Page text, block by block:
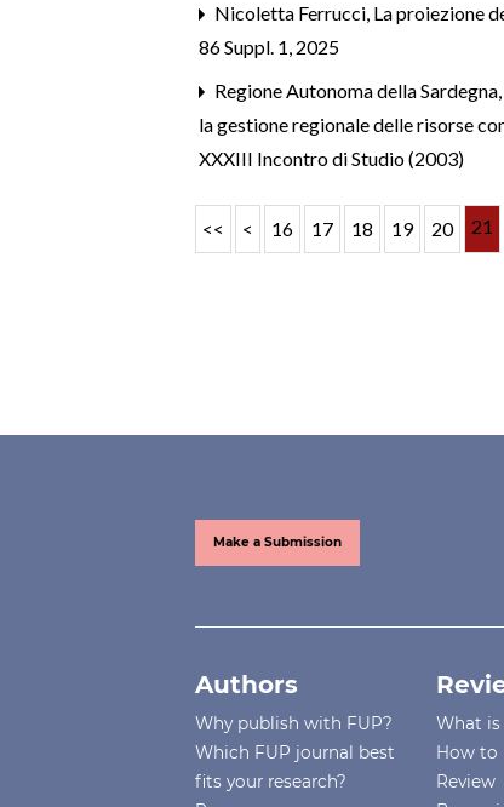
Nicoletta Ferrucci, La proiezione
86 Suppl. 1, 2025
Regione Autonoma della Sardegna,
la gestione regionale delle risorse
XXXIII Incontro di Studio (2003)
<< < 16 17 18 19 20 21
Make a Submission
Authors
Why publish with FUP?
Which FUP journal best
fits your research?
What is
How to
Review